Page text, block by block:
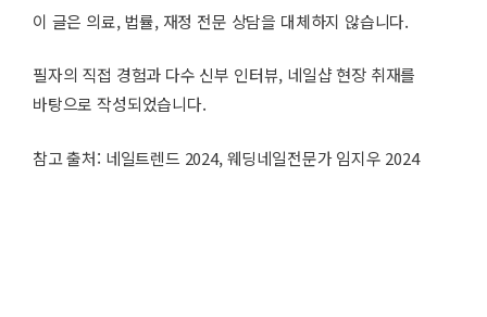
이 글은 의료, 법률, 재정 전문 상담을 대체하지 않습니다.
필자의 직접 경험과 다수 신부 인터뷰, 네일샵 현장 취재를
바탕으로 작성되었습니다.
참고 출처: 네일트렌드 2024, 웨딩네일전문가 임지우 2024